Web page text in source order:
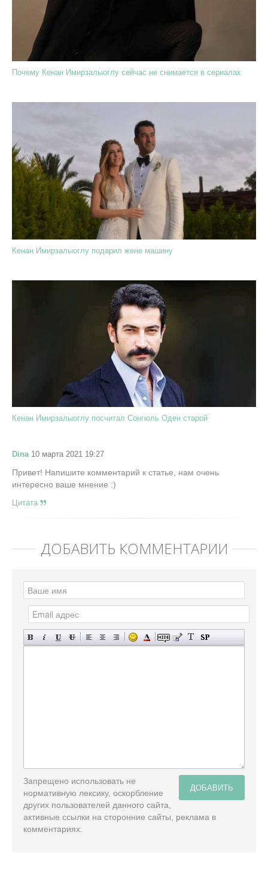
Почему Кенан Имирзалыоглу сейчас не снимается в сериалах
Кенан Имирзалыоглу подарил жене машину
Кенан Имирзалыоглу посчитал Сонгюль Оден старой
Dina 10 марта 2021 19:27
Привет! Напишите комментарий к статье, нам очень
интересно ваше мнение :)
Цитата
ДОБАВИТЬ КОММЕНТАРИЙ
ДОБАВИТЬ
Запрещено использовать не
нормативную лексику, оскорбление
других пользователей данного сайта,
активные ссылки на сторонние сайты, реклама в
комментариях.